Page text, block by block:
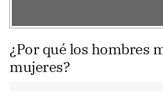
¿Por qué los hombres
mujeres?